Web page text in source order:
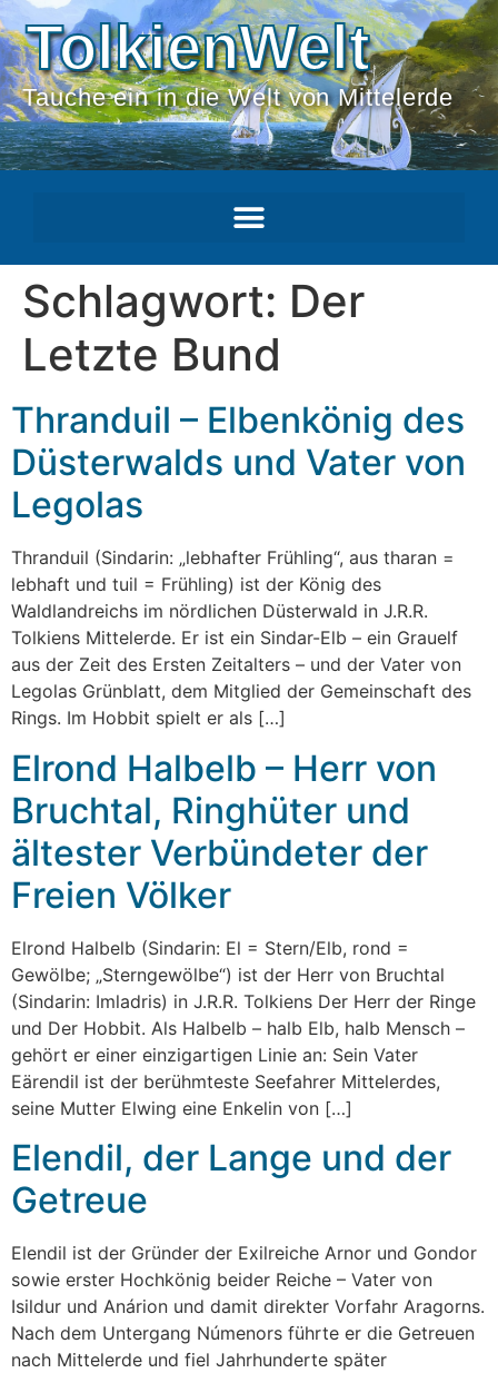
TolkienWelt
Tauche ein in die Welt von Mittelerde
Schlagwort: Der
Letzte Bund
Thranduil – Elbenkönig des
Düsterwalds und Vater von
Legolas
Thranduil (Sindarin: „lebhafter Frühling“, aus tharan =
lebhaft und tuil = Frühling) ist der König des
Waldlandreichs im nördlichen Düsterwald in J.R.R.
Tolkiens Mittelerde. Er ist ein Sindar-Elb – ein Grauelf
aus der Zeit des Ersten Zeitalters – und der Vater von
Legolas Grünblatt, dem Mitglied der Gemeinschaft des
Rings. Im Hobbit spielt er als […]
Elrond Halbelb – Herr von
Bruchtal, Ringhüter und
ältester Verbündeter der
Freien Völker
Elrond Halbelb (Sindarin: El = Stern/Elb, rond =
Gewölbe; „Sterngewölbe“) ist der Herr von Bruchtal
(Sindarin: Imladris) in J.R.R. Tolkiens Der Herr der Ringe
und Der Hobbit. Als Halbelb – halb Elb, halb Mensch –
gehört er einer einzigartigen Linie an: Sein Vater
Eärendil ist der berühmteste Seefahrer Mittelerdes,
seine Mutter Elwing eine Enkelin von […]
Elendil, der Lange und der
Getreue
Elendil ist der Gründer der Exilreiche Arnor und Gondor
sowie erster Hochkönig beider Reiche – Vater von
Isildur und Anárion und damit direkter Vorfahr Aragorns.
Nach dem Untergang Númenors führte er die Getreuen
nach Mittelerde und fiel Jahrhunderte später